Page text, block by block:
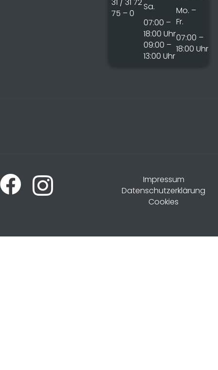
75 – 0
Sa.
07:00 –
18:00 Uhr
09:00 –
13:00 Uhr
Mo. –
Fr.
07:00 –
18:00 Uhr
Impressum
Datenschutzerklärung
Cookies